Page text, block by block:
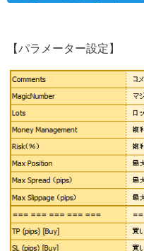
【パラメーター設定】